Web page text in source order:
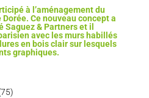
à l’aménagement du
Ce nouveau concept a
& Partners et il
avec les murs habillés
en bois clair sur lesquels
graphiques.